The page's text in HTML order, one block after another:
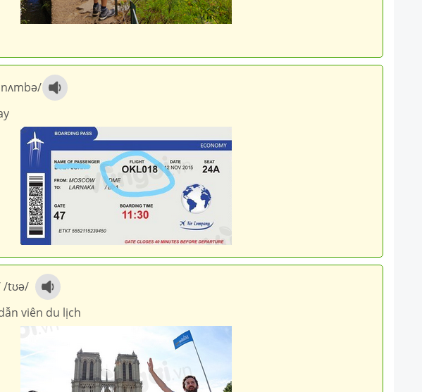
/
/tʊə/
viên du lịch